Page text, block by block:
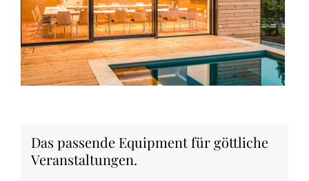
Das passende Equipment für göttliche
Veranstaltungen.